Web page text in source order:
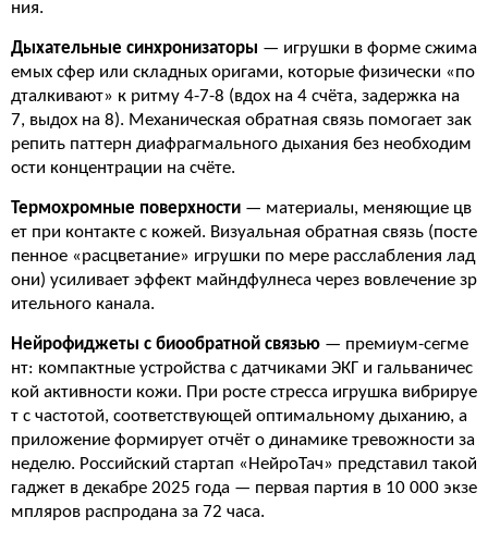
ния.
Дыхательные синхронизаторы — игрушки в форме сжима
емых сфер или складных оригами, которые физически «по
дталкивают» к ритму 4-7-8 (вдох на 4 счёта, задержка на
7, выдох на 8). Механическая обратная связь помогает зак
репить паттерн диафрагмального дыхания без необходим
ости концентрации на счёте.
Термохромные поверхности — материалы, меняющие цв
ет при контакте с кожей. Визуальная обратная связь (посте
пенное «расцветание» игрушки по мере расслабления лад
они) усиливает эффект майндфулнеса через вовлечение зр
ительного канала.
Нейрофиджеты с биообратной связью — премиум-сегме
нт: компактные устройства с датчиками ЭКГ и гальваничес
кой активности кожи. При росте стресса игрушка вибрируе
т с частотой, соответствующей оптимальному дыханию, а
приложение формирует отчёт о динамике тревожности за
неделю. Российский стартап «НейроТач» представил такой
гаджет в декабре 2025 года — первая партия в 10 000 экзе
мпляров распродана за 72 часа.